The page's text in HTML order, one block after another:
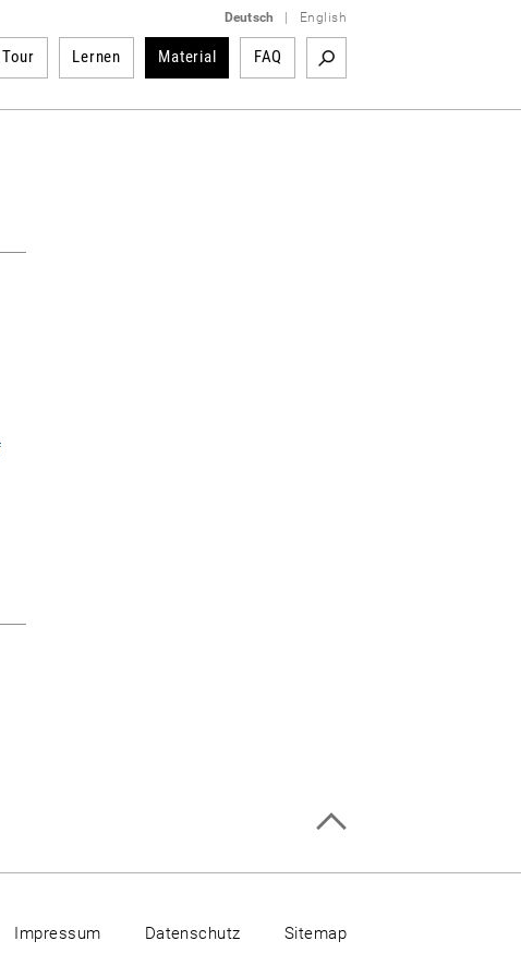
Deutsch English
Tour Lernen Material FAQ
Impressum Datenschutz Sitemap